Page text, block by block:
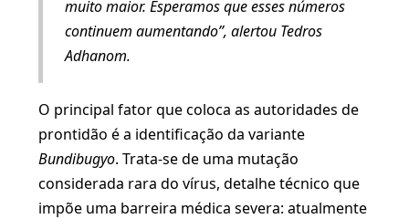
muito maior. Esperamos que esses números
continuem aumentando”, alertou Tedros
Adhanom.
O principal fator que coloca as autoridades de
prontidão é a identificação da variante
Bundibugyo. Trata-se de uma mutação
considerada rara do vírus, detalhe técnico que
impõe uma barreira médica severa: atualmente